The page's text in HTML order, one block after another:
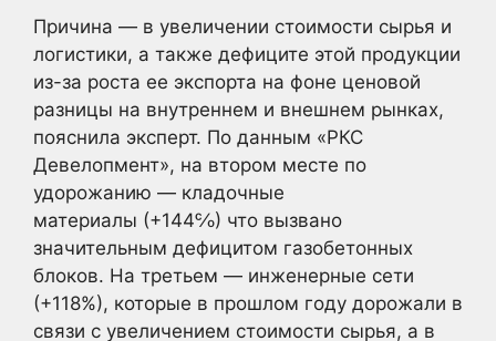
Причина — в увеличении стоимости сырья и
логистики, а также дефиците этой продукции
из-за роста ее экспорта на фоне ценовой
разницы на внутреннем и внешнем рынках,
пояснила эксперт. По данным «РКС
Девелопмент», на втором месте по
удорожанию — кладочные
материалы (+144℅) что вызвано
значительным дефицитом газобетонных
блоков. На третьем — инженерные сети
(+118%), которые в прошлом году дорожали в
связи с увеличением стоимости сырья, а в